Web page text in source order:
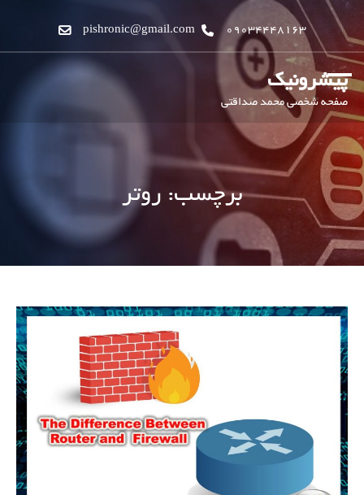
09034448163
pishronic@gmail.com
پیشرونیک
صفحه شخصی محمد صداقتی
برچسب: روتر